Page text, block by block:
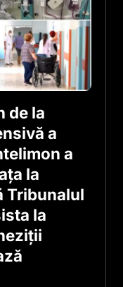
de la
a
a
la
Tribunalul
la